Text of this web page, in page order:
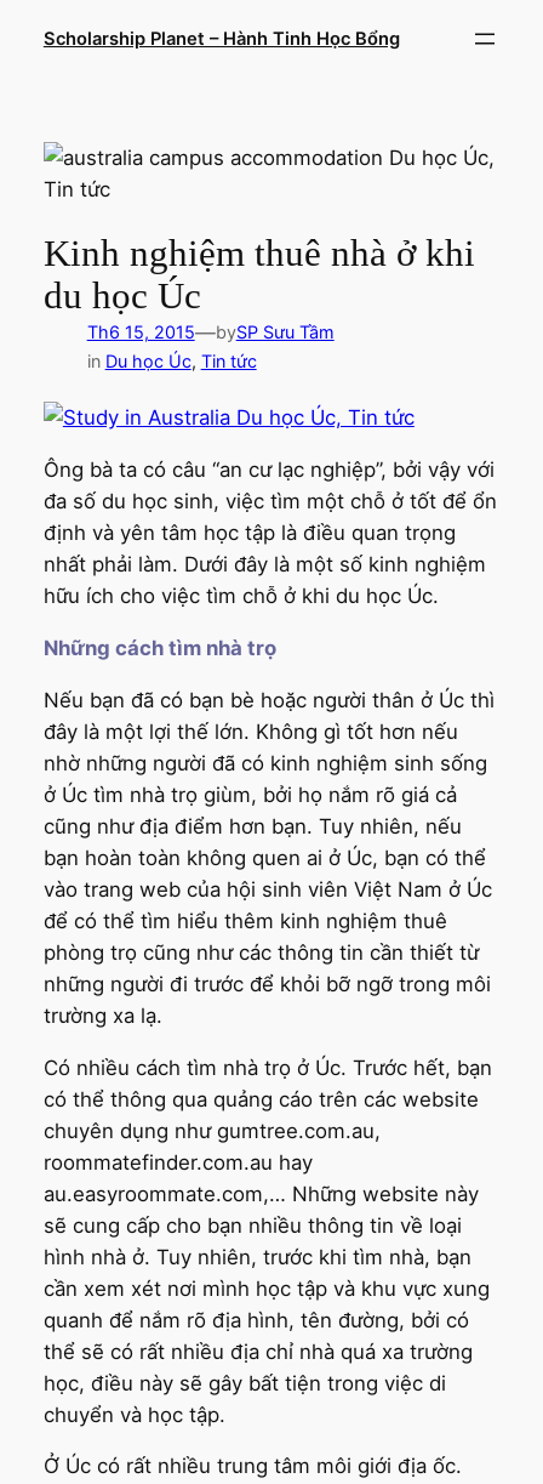
dung
Scholarship Planet – Hành Tinh Học Bổng
Kinh nghiệm thuê nhà ở khi
du học Úc
Th6 15, 2015—bySP Sưu Tầm
in Du học Úc, Tin tức
Ông bà ta có câu “an cư lạc nghiệp”, bởi vậy với
đa số du học sinh, việc tìm một chỗ ở tốt để ổn
định và yên tâm học tập là điều quan trọng
nhất phải làm. Dưới đây là một số kinh nghiệm
hữu ích cho việc tìm chỗ ở khi du học Úc.
Những cách tìm nhà trọ
Nếu bạn đã có bạn bè hoặc người thân ở Úc thì
đây là một lợi thế lớn. Không gì tốt hơn nếu
nhờ những người đã có kinh nghiệm sinh sống
ở Úc tìm nhà trọ giùm, bởi họ nắm rõ giá cả
cũng như địa điểm hơn bạn. Tuy nhiên, nếu
bạn hoàn toàn không quen ai ở Úc, bạn có thể
vào trang web của hội sinh viên Việt Nam ở Úc
để có thể tìm hiểu thêm kinh nghiệm thuê
phòng trọ cũng như các thông tin cần thiết từ
những người đi trước để khỏi bỡ ngỡ trong môi
trường xa lạ.
Có nhiều cách tìm nhà trọ ở Úc. Trước hết, bạn
có thể thông qua quảng cáo trên các website
chuyên dụng như gumtree.com.au,
roommatefinder.com.au hay
au.easyroommate.com,… Những website này
sẽ cung cấp cho bạn nhiều thông tin về loại
hình nhà ở. Tuy nhiên, trước khi tìm nhà, bạn
cần xem xét nơi mình học tập và khu vực xung
quanh để nắm rõ địa hình, tên đường, bởi có
thể sẽ có rất nhiều địa chỉ nhà quá xa trường
học, điều này sẽ gây bất tiện trong việc di
chuyển và học tập.
Ở Úc có rất nhiều trung tâm môi giới địa ốc.